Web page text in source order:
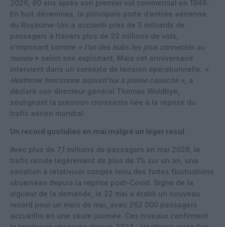
2026, 80 ans après son premier vol commercial en 1946.
En huit décennies, la principale porte d’entrée aérienne
du Royaume-Uni a accueilli près de 3 milliards de
passagers à travers plus de 22 millions de vols,
s’imposant comme « l’un des hubs les plus connectés au
monde » selon son exploitant. Mais cet anniversaire
intervient dans un contexte de tension opérationnelle. «
Heathrow fonctionne aujourd’hui à pleine capacité », a
déclaré son directeur général Thomas Woldbye,
soulignant la pression croissante liée à la reprise du
trafic aérien mondial.
Un record quotidien en mai malgré un léger recul
Avec plus de 7,1 millions de passagers en mai 2026, le
trafic recule légèrement de plus de 1% sur un an, une
variation à relativiser compte tenu des fortes fluctuations
observées depuis la reprise post-Covid. Signe de la
vigueur de la demande, le 22 mai a établi un nouveau
record pour un mois de mai, avec 262 000 passagers
accueillis en une seule journée. Ces niveaux confirment